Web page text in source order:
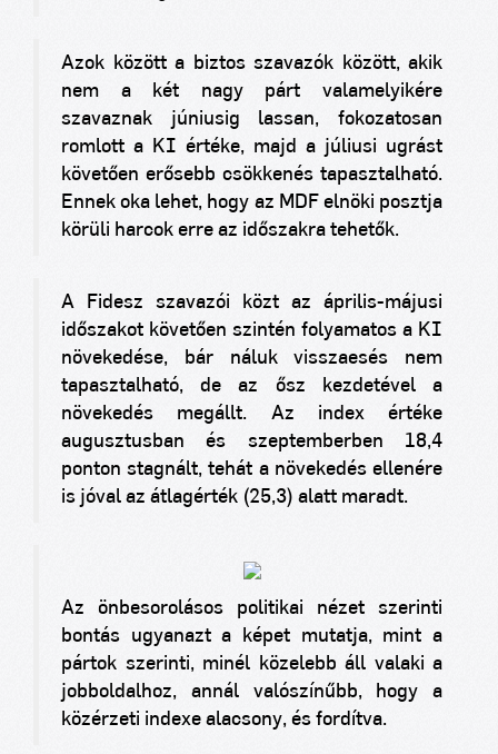
Azok között a biztos szavazók között, akik
nem a két nagy párt valamelyikére
szavaznak júniusig lassan, fokozatosan
romlott a KI értéke, majd a júliusi ugrást
követően erősebb csökkenés tapasztalható.
Ennek oka lehet, hogy az MDF elnöki posztja
körüli harcok erre az időszakra tehetők.
A Fidesz szavazói közt az április-májusi
időszakot követően szintén folyamatos a KI
növekedése, bár náluk visszaesés nem
tapasztalható, de az ősz kezdetével a
növekedés megállt. Az index értéke
augusztusban és szeptemberben 18,4
ponton stagnált, tehát a növekedés ellenére
is jóval az átlagérték (25,3) alatt maradt.
Az önbesorolásos politikai nézet szerinti
bontás ugyanazt a képet mutatja, mint a
pártok szerinti, minél közelebb áll valaki a
jobboldalhoz, annál valószínűbb, hogy a
közérzeti indexe alacsony, és fordítva.